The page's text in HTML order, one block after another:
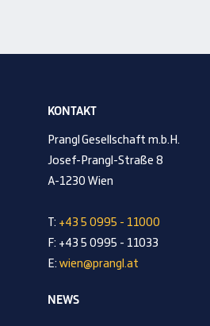
KONTAKT
Prangl Gesellschaft m.b.H.
Josef-Prangl-Straße 8
A-1230 Wien
T: +43 5 0995 - 11000
F: +43 5 0995 - 11033
E: wien@prangl.at
NEWS